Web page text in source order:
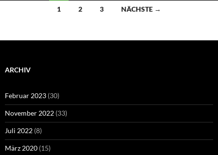
Beitragsnavigation
1 2 3 NÄCHSTE →
ARCHIV
Februar 2023 (30)
November 2022 (33)
Juli 2022 (8)
März 2020 (15)